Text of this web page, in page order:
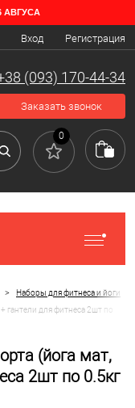
АВГУСА
Вход Регистрация
(093) 170-44-34
Заказать звонок
0
> Наборы для фитнеса и йоги
гантели для фитнеса 2шт по
(йога мат,
2шт по 0.5кг